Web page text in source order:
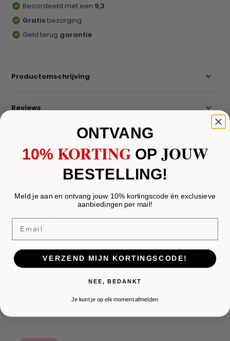
Beoordeeld met een 9,3
Gratis bezorging
Geld terug garantie
Productomschrijving
Reviews
Recent bekeken
Klok kensington grey
€ 225,-
ONTVANG
10% KORTING OPJOUW
BESTELLING!
Meld je aan en ontvang jouw 10% kortingscode én exclusieve
aanbiedingen per mail!
Email
VERZEND MIJN KORTINGSCODE!
NEE, BEDANKT
Je kunt je op elk moment afmelden